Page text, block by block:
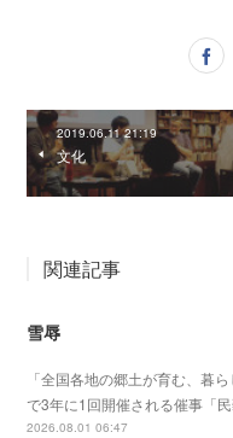
2019.06.11 21:19
文化
関連記事
雪辱
「全国各地の郷土が育む、暮
で3年に1回開催される催事「
2026.08.01 06:47